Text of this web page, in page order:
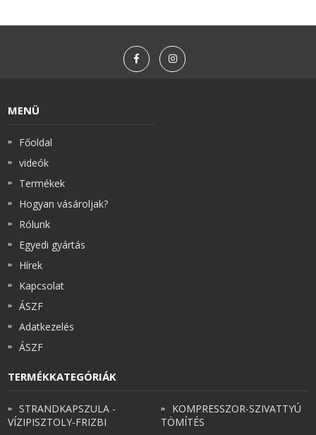
MENÜ
Főoldal
videók
Termékek
Hogyan vásároljak?
Rólunk
Egyedi gyártás
Hírek
Kapcsolat
ÁSZF
Adatkezelés
ÁSZF
TERMÉKKATEGÓRIÁK
STRANDKAPSZULA -
VÍZIPISZTOLY-FRIZBI
KOMPRESSZOR-SZIVATTYÚ
TÖMÍTÉS